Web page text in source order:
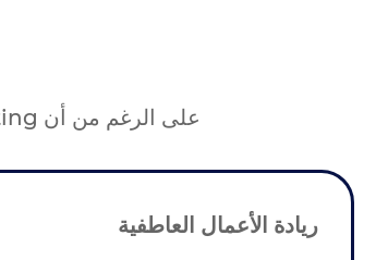
على الرغم من أن Huayinsheng Die Casting ليس هو الأقدم الذي تم دخوله صناعة الصب، وسرعة اللحاق بها سريعة جدًا.
ريادة الأعمال العاطفية